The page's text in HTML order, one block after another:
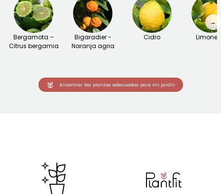
Bergamota –
Citrus bergamia
Bigaradier -
Naranja agria
Cidro
→
Encontrar las plantas adecuadas para mi jardín